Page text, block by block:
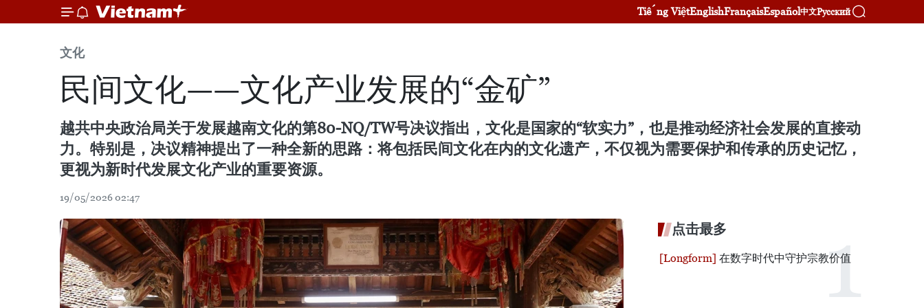
Tiếng ViệtEnglishFrançaisEspañol中文Русский
文化
民间文化——文化产业发展的“金矿”
越共中央政治局关于发展越南文化的第80-NQ/TW号决议指出，文化是国家的“软实力”，也是推动经济社会发展的直接动
力。特别是，决议精神提出了一种全新的思路：将包括民间文化在内的文化遗产，不仅视为需要保护和传承的历史记忆，
更视为新时代发展文化产业的重要资源。
19/05/2026 02:47
点击最多
在数字时代中守护宗教价值